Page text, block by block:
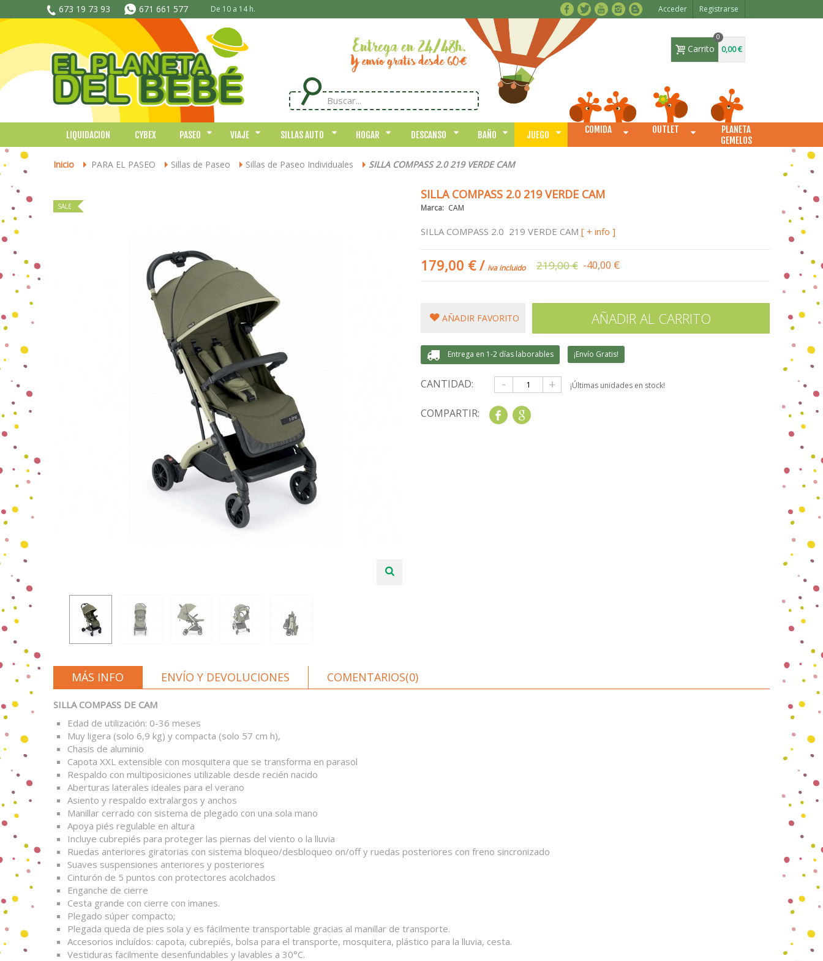
673 19 73 93 671 661 577 De 10 a 14 h. Acceder Registrarse
Carrito
0
0,00 €
LIQUIDACION CYBEX PASEO VIAJE SILLAS AUTO HOGAR DESCANSO BAÑO JUEGO COMIDA OUTLET
PLANETA
GEMELOS
Inicio > PARA EL PASEO > Sillas de Paseo > Sillas de Paseo Individuales > SILLA COMPASS 2.0 219 VERDE CAM
SALE
SILLA COMPASS 2.0 219 VERDE CAM
Marca: CAM
SILLA COMPASS 2.0 219 VERDE CAM [ + info ]
179,00 €/ iva incluido 219,00 € -40,00 €
AÑADIR FAVORITO AÑADIR AL CARRITO
Entrega en 1-2 días laborables ¡Envío Gratis!
CANTIDAD: - + ¡Últimas unidades en stock!
COMPARTIR: Share
MÁS INFO ENVÍO Y DEVOLUCIONES COMENTARIOS(0)
SILLA COMPASS DE CAM
Edad de utilización: 0-36 meses
Muy ligera (solo 6,9 kg) y compacta (solo 57 cm h),
Chasis de aluminio
Capota XXL extensible con mosquitera que se transforma en parasol
Respaldo con multiposiciones utilizable desde recién nacido
Aberturas laterales ideales para el verano
Asiento y respaldo extralargos y anchos
Manillar cerrado con sistema de plegado con una sola mano
Apoya piés regulable en altura
Incluye cubrepiés para proteger las piernas del viento o la lluvia
Ruedas anteriores giratorias con sistema bloqueo/desbloqueo on/off y ruedas posteriores con freno sincronizado
Suaves suspensiones anteriores y posteriores
Cinturón de 5 puntos con protectores acolchados
Enganche de cierre
Cesta grande con cierre con imanes.
Plegado súper compacto;
Plegada queda de pies sola y es fácilmente transportable gracias al manillar de transporte.
Accesorios incluídos: capota, cubrepiés, bolsa para el transporte, mosquitera, plástico para la lluvia, cesta.
Vestiduras facilmente desenfundables y lavables a 30°C.